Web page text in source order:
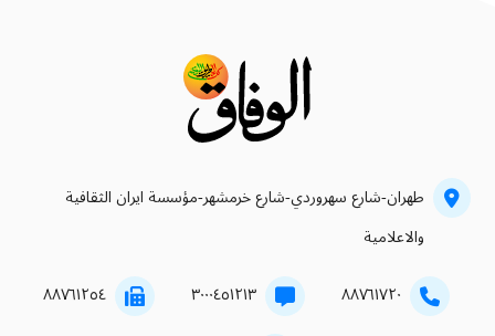
طهران-شارع سهروردي-شارع خرمشهر-مؤسسة ايران الثقافية
والاعلامية
۸۸۷٦۱۷۲۰ ۳۰۰۰٤٥۱۲۱۳ ۸۸۷٦۱۲٥٤